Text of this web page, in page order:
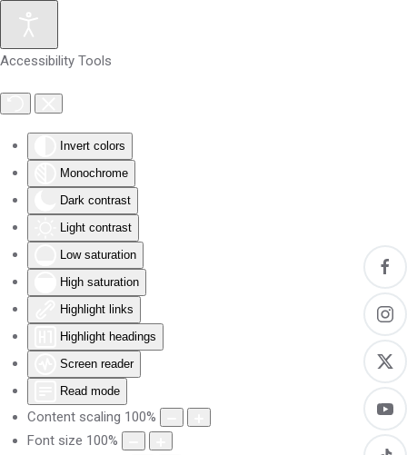
Accessibility Tools
Invert colors
Monochrome
Dark contrast
Light contrast
Low saturation
High saturation
Highlight links
Highlight headings
Screen reader
Read mode
Content scaling 100%
Font size 100%
Skip to main content